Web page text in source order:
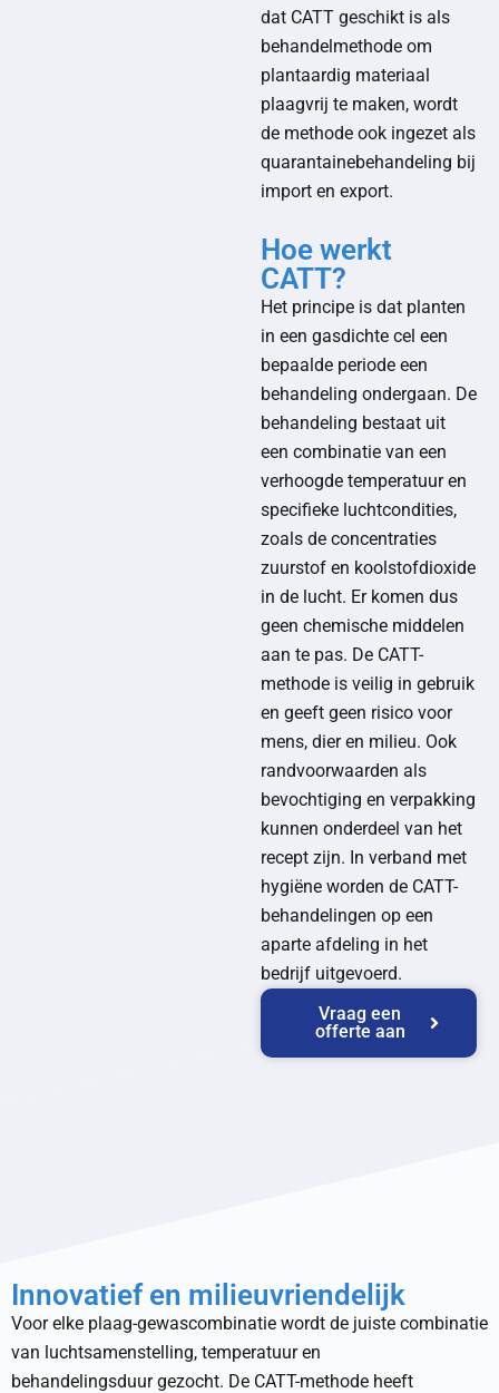
dat CATT geschikt is als
behandelmethode om
plantaardig materiaal
plaagvrij te maken, wordt
de methode ook ingezet als
quarantainebehandeling bij
import en export.
Hoe werkt
CATT?
Het principe is dat planten
in een gasdichte cel een
bepaalde periode een
behandeling ondergaan. De
behandeling bestaat uit
een combinatie van een
verhoogde temperatuur en
specifieke luchtcondities,
zoals de concentraties
zuurstof en koolstofdioxide
in de lucht. Er komen dus
geen chemische middelen
aan te pas. De CATT-
methode is veilig in gebruik
en geeft geen risico voor
mens, dier en milieu. Ook
randvoorwaarden als
bevochtiging en verpakking
kunnen onderdeel van het
recept zijn. In verband met
hygiëne worden de CATT-
behandelingen op een
aparte afdeling in het
bedrijf uitgevoerd.
Vraag een
offerte aan
Innovatief en milieuvriendelijk
Voor elke plaag-gewascombinatie wordt de juiste combinatie
van luchtsamenstelling, temperatuur en
behandelingsduur gezocht. De CATT-methode heeft